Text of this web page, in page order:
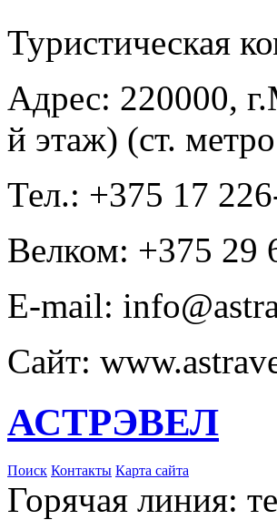
Туристическая
Адрес: 220000,
й этаж) (ст.
Тел.: +375 17
Велком: +375 29
E-mail:
Сайт:
АСТРЭВЕЛ
Поиск Контакты Карта сайта
Горячая линия: